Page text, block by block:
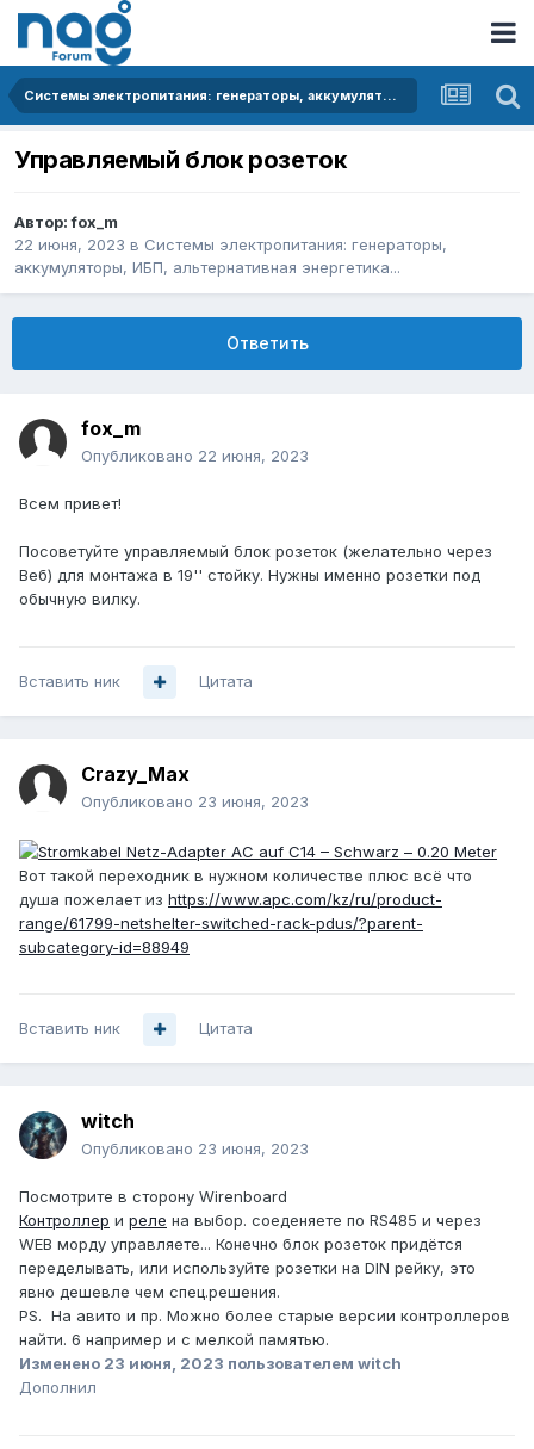
Системы электропитания: генераторы, аккумуляторы, ИБП, альтернативная энергетика...
Управляемый блок розеток
Автор:fox_m
22 июня, 2023 в Системы электропитания: генераторы,
аккумуляторы, ИБП, альтернативная энергетика...
Ответить
fox_m
Опубликовано 22 июня, 2023
Всем привет!
Посоветуйте управляемый блок розеток (желательно через
Веб) для монтажа в 19'' стойку. Нужны именно розетки под
обычную вилку.
Вставить ник Цитата
Crazy_Max
Опубликовано 23 июня, 2023
Вот такой переходник в нужном количестве плюс всё что
душа пожелает из https://www.apc.com/kz/ru/product-
range/61799-netshelter-switched-rack-pdus/?parent-
subcategory-id=88949
Вставить ник Цитата
witch
Опубликовано 23 июня, 2023
Посмотрите в сторону Wirenboard
Контроллер и реле на выбор. соеденяете по RS485 и через
WEB морду управляете... Конечно блок розеток придётся
переделывать, или используйте розетки на DIN рейку, это
явно дешевле чем спец.решения.
PS. На авито и пр. Можно более старые версии контроллеров
найти. 6 например и с мелкой памятью.
Изменено 23 июня, 2023 пользователем witch
Дополнил